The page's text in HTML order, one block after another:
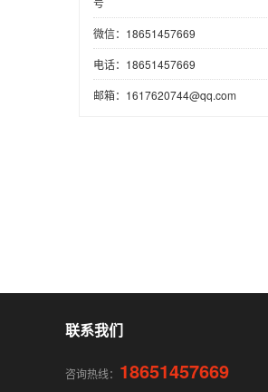
微信：18651457669
电话：18651457669
邮箱：1617620744@qq.com
联系我们
咨询热线： 18651457669